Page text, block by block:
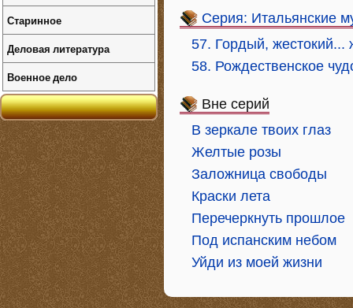
Серия: Итальянские
57. Гордый, жестокий...
58. Рождественское
Вне серий
В зеркале твоих глаз
Желтые розы
Заложница свободы
Краски лета
Перечеркнуть прошлое
Под испанским небом
Уйди из моей жизни
Старинное
Деловая литература
Военное дело